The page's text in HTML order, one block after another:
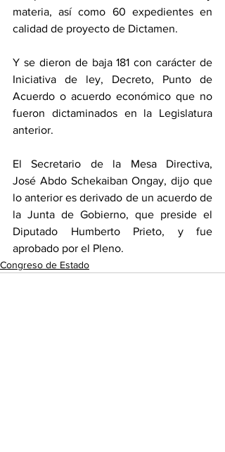
materia, así como 60 expedientes en
calidad de proyecto de Dictamen.
Y se dieron de baja 181 con carácter de
Iniciativa de ley, Decreto, Punto de
Acuerdo o acuerdo económico que no
fueron dictaminados en la Legislatura
anterior.
El Secretario de la Mesa Directiva,
José Abdo Schekaiban Ongay, dijo que
lo anterior es derivado de un acuerdo de
la Junta de Gobierno, que preside el
Diputado Humberto Prieto, y fue
aprobado por el Pleno.
Congreso de Estado